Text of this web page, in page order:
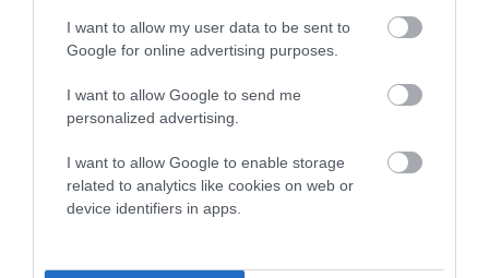
I want to allow my user data to be sent to
Google for online advertising purposes.
I want to allow Google to send me
personalized advertising.
I want to allow Google to enable storage
related to analytics like cookies on web or
device identifiers in apps.
ΤΟ ΜΕΓΑΛΥΤΕΡΟ ΠΑΝΗΓΥΡΙ ΤΗΣ ΑΝΔΡΟΥ: Του
Σωτήρος στην Άρνη!…
Πρόσφατα Άρθρα
ΠΡΟΣΟΧΗ: Πολύ υψηλός
Κυκλάδες